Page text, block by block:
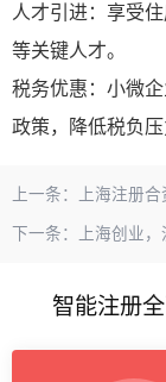
人才引进：享受
等关键人才。
税务优惠：小微
政策，降低税负压
上一条： 上海注册
下一条： 上海创业
智能注册